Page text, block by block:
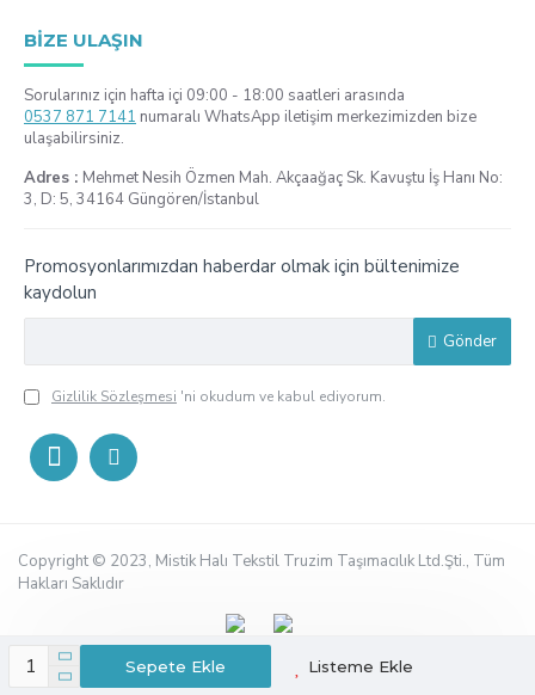
Sepete Ekle Listeme Ekle
BIZE ULAŞIN
Sorularınız için hafta içi 09:00 - 18:00 saatleri arasında
0537 871 7141 numaralı WhatsApp iletişim merkezimizden bize
ulaşabilirsiniz.
Adres : Mehmet Nesih Özmen Mah. Akçaağaç Sk. Kavuştu İş Hanı No:
3, D: 5, 34164 Güngören/İstanbul
Promosyonlarımızdan haberdar olmak için bültenimize
kaydolun
Gönder
Gizlilik Sözleşmesi 'ni okudum ve kabul ediyorum.
Copyright © 2023, Mistik Halı Tekstil Truzim Taşımacılık Ltd.Şti., Tüm
Hakları Saklıdır